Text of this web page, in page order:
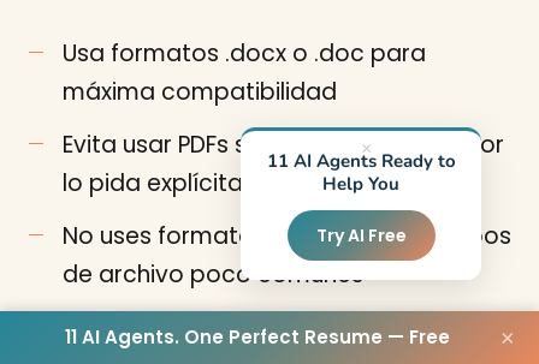
Usa formatos .docx o .doc para
máxima compatibilidad
Evita usar PDFs salvo que el empleador
lo pida explícitamente
No uses formatos antiguos .dot ni tipos
de archivo poco comunes
Formato de Encabezados y Secciones
×
11 AI Agents Ready to
Help You
Try AI Free
11 AI Agents. One Perfect Resume — Free ×